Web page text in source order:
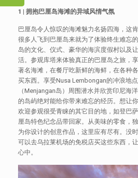
1 | 拥抱巴厘岛海滩的异域风情气氛
巴厘岛令人惊叹的海滩魅力名扬四海，这
很多人飞到巴厘岛来就为了体验终生难忘
岛的文化、仪式、豪华的海滨度假村以及
活。参观库塔来体验真正的巴厘岛之旅，
著名海滩，在餐厅吃新鲜的海鲜，在各种
买东西。享受Nusa Lembongan的冲浪地
（Menjangan岛）周围潜水并欣赏印尼海
的岛屿绝对能给你带来难忘的经历。想让
欢迎参观很受青睐的其它目的地，如登巴
厘岛特色纪念品带回家。从美味的零食，
为你设计的创意作品，这里应有尽有。没
可以去乌拉莱机场的免税店买这些东西，
心中。